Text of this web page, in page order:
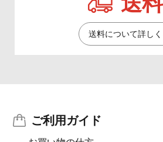
送料について詳し
ご利用ガイド